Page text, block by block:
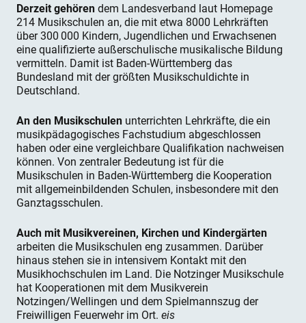
Derzeit gehörendem Landesverband laut Homepage
214 Musikschulen an, die mit etwa 8000 Lehrkräften
über 300 000 Kindern, Jugendlichen und Erwachsenen
eine qualifizierte außerschulische musikalische Bildung
vermitteln. Damit ist Baden-Württemberg das
Bundesland mit der größten Musikschuldichte in
Deutschland.
An den Musikschulen unterrichten Lehrkräfte, die ein
musikpädagogisches Fachstudium abgeschlossen
haben oder eine vergleichbare Qualifikation nachweisen
können. Von zentraler Bedeutung ist für die
Musikschulen in Baden-Württemberg die Kooperation
mit allgemeinbildenden Schulen, insbesondere mit den
Ganztagsschulen.
Auch mit Musikvereinen, Kirchen und Kindergärten
arbeiten die Musikschulen eng zusammen. Darüber
hinaus stehen sie in intensivem Kontakt mit den
Musikhochschulen im Land. Die Notzinger Musikschule
hat Kooperationen mit dem Musikverein
Notzingen/Wellingen und dem Spielmannszug der
Freiwilligen Feuerwehr im Ort. eis